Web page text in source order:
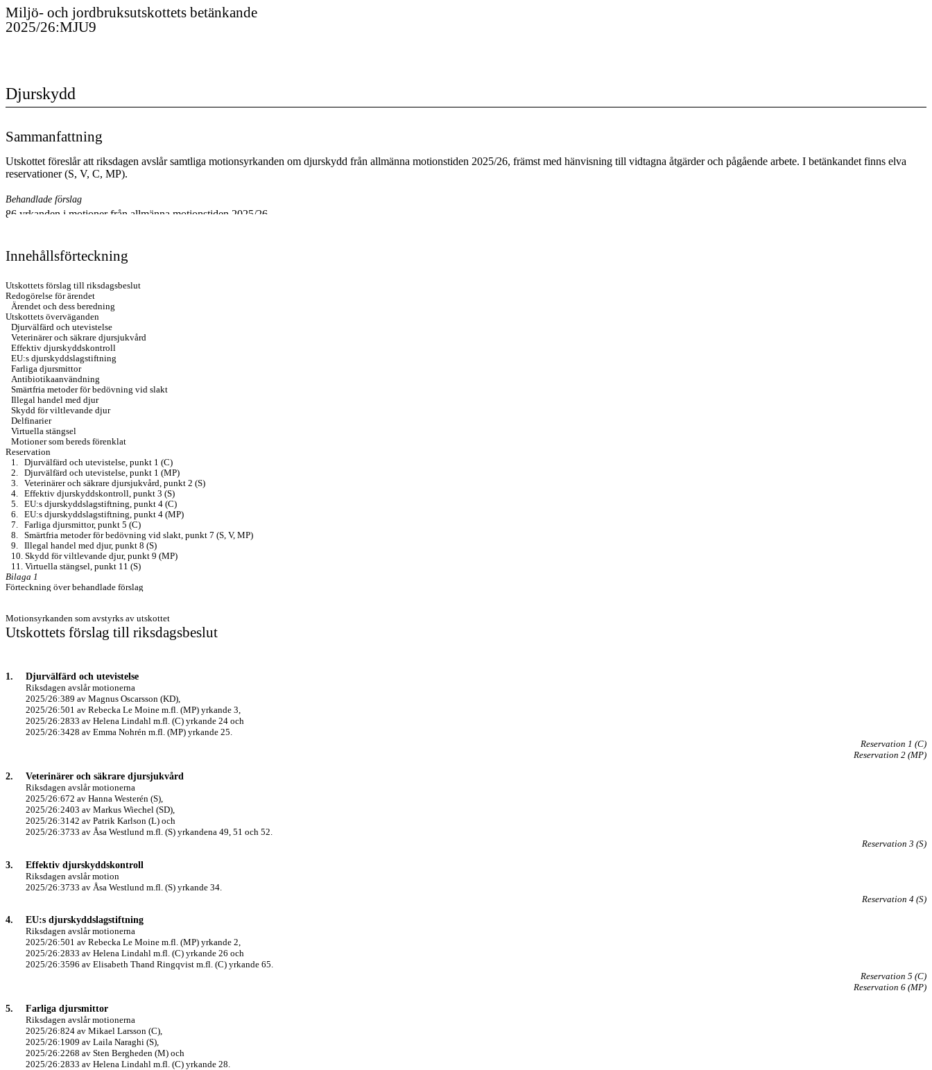
Miljö- och jordbruksutskottets betänkande
2025/26:MJU9
Djurskydd
Sammanfattning
Utskottet föreslår att riksdagen avslår samtliga motionsyrkanden om djurskydd från allmänna motionstiden 2025/26, främst med hänvisning till vidtagna åtgärder och pågående arbete. I betänkandet finns elva
reservationer (S, V, C, MP).
Behandlade förslag
86 yrkanden i motioner från allmänna motionstiden 2025/26.
Innehållsförteckning
Utskottets förslag till riksdagsbeslut
Redogörelse för ärendet
Ärendet och dess beredning
Utskottets överväganden
Djurvälfärd och utevistelse
Veterinärer och säkrare djursjukvård
Effektiv djurskyddskontroll
EU:s djurskyddslagstiftning
Farliga djursmittor
Antibiotikaanvändning
Smärtfria metoder för bedövning vid slakt
Illegal handel med djur
Skydd för viltlevande djur
Delfinarier
Virtuella stängsel
Motioner som bereds förenklat
Reservation
1.
Djurvälfärd och utevistelse, punkt 1 (C)
2.
Djurvälfärd och utevistelse, punkt 1 (MP)
3.
Veterinärer och säkrare djursjukvård, punkt 2 (S)
4.
Effektiv djurskyddskontroll, punkt 3 (S)
5.
EU:s djurskyddslagstiftning, punkt 4 (C)
6.
EU:s djurskyddslagstiftning, punkt 4 (MP)
7.
Farliga djursmittor, punkt 5 (C)
8.
Smärtfria metoder för bedövning vid slakt, punkt 7 (S, V, MP)
9.
Illegal handel med djur, punkt 8 (S)
10. Skydd för viltlevande djur, punkt 9 (MP)
11. Virtuella stängsel, punkt 11 (S)
Bilaga 1
Förteckning över behandlade förslag
Motionsyrkanden som avstyrks av utskottet
Utskottets förslag till riksdagsbeslut
1. Djurvälfärd och utevistelse
Riksdagen avslår motionerna
2025/26:389 av Magnus Oscarsson (KD),
2025/26:501 av Rebecka Le Moine m.fl. (MP) yrkande 3,
2025/26:2833 av Helena Lindahl m.fl. (C) yrkande 24 och
2025/26:3428 av Emma Nohrén m.fl. (MP) yrkande 25.
Reservation 1 (C)
Reservation 2 (MP)
2. Veterinärer och säkrare djursjukvård
Riksdagen avslår motionerna
2025/26:672 av Hanna Westerén (S),
2025/26:2403 av Markus Wiechel (SD),
2025/26:3142 av Patrik Karlson (L) och
2025/26:3733 av Åsa Westlund m.fl. (S) yrkandena 49, 51 och 52.
Reservation 3 (S)
3. Effektiv djurskyddskontroll
Riksdagen avslår motion
2025/26:3733 av Åsa Westlund m.fl. (S) yrkande 34.
Reservation 4 (S)
4. EU:s djurskyddslagstiftning
Riksdagen avslår motionerna
2025/26:501 av Rebecka Le Moine m.fl. (MP) yrkande 2,
2025/26:2833 av Helena Lindahl m.fl. (C) yrkande 26 och
2025/26:3596 av Elisabeth Thand Ringqvist m.fl. (C) yrkande 65.
Reservation 5 (C)
Reservation 6 (MP)
5. Farliga djursmittor
Riksdagen avslår motionerna
2025/26:824 av Mikael Larsson (C),
2025/26:1909 av Laila Naraghi (S),
2025/26:2268 av Sten Bergheden (M) och
2025/26:2833 av Helena Lindahl m.fl. (C) yrkande 28.